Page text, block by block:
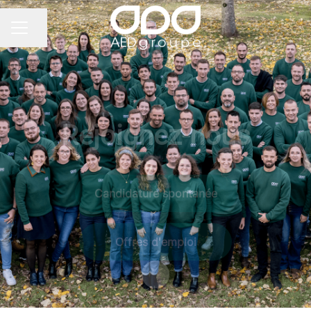
MENU CARRIÈRE
Partager la page
Rejoignez-nous
Candidature spontanée
Offres d'emploi
Faire défiler jusqu'au contenu